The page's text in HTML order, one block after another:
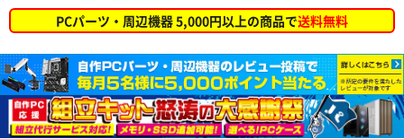
PCパーツ・周辺機器 5,000円以上の商品で送料無料